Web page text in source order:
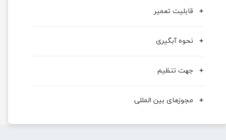
قابلیت تعمیر
نحوه آبگیری
جهت تنظیم
مجوزهای بین المللی